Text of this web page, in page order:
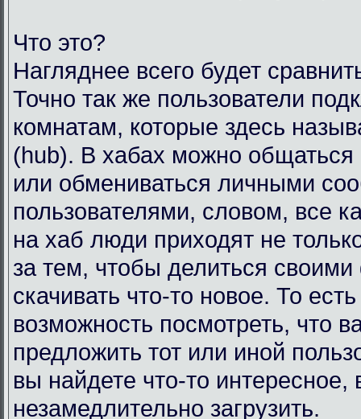
Что это?
Нагляднее всего будет
Точно так же пользователи
комнатам, которые здесь
(hub). В хабах можно
или обмениваться личными
пользователями, словом, все
на хаб люди приходят не
за тем, чтобы делиться
скачивать что-то новое. То
возможность посмотреть, что
предложить тот или иной
вы найдете что-то интересное,
незамедлительно загрузить.